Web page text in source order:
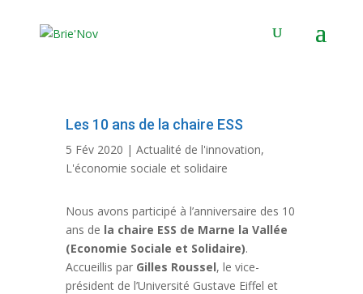
Les 10 ans de la chaire ESS
5 Fév 2020 | Actualité de l'innovation,
L'économie sociale et solidaire
Nous avons participé à l’anniversaire des 10
ans de la chaire ESS de Marne la Vallée
(Economie Sociale et Solidaire).
Accueillis par Gilles Roussel, le vice-
président de l’Université Gustave Eiffel et